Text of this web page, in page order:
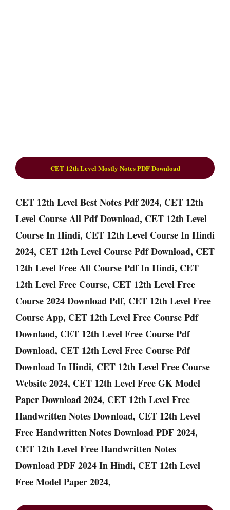
CET 12th Level Mostly Notes PDF Download
CET 12th Level Best Notes Pdf 2024, CET 12th
Level Course All Pdf Download, CET 12th Level
Course In Hindi, CET 12th Level Course In Hindi
2024, CET 12th Level Course Pdf Download, CET
12th Level Free All Course Pdf In Hindi, CET
12th Level Free Course, CET 12th Level Free
Course 2024 Download Pdf, CET 12th Level Free
Course App, CET 12th Level Free Course Pdf
Downlaod, CET 12th Level Free Course Pdf
Download, CET 12th Level Free Course Pdf
Download In Hindi, CET 12th Level Free Course
Website 2024, CET 12th Level Free GK Model
Paper Download 2024, CET 12th Level Free
Handwritten Notes Download, CET 12th Level
Free Handwritten Notes Download PDF 2024,
CET 12th Level Free Handwritten Notes
Download PDF 2024 In Hindi, CET 12th Level
Free Model Paper 2024,